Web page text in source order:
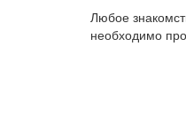
Любое
необходимо